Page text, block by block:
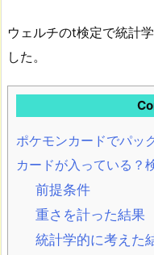
ウェルチのt検定で統計
した。
ポケモンカードでパッ
カードが入っている？
前提条件
重さを計った結果
統計学的に考えた